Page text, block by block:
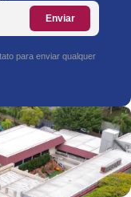
Enviar
para enviar qualquer